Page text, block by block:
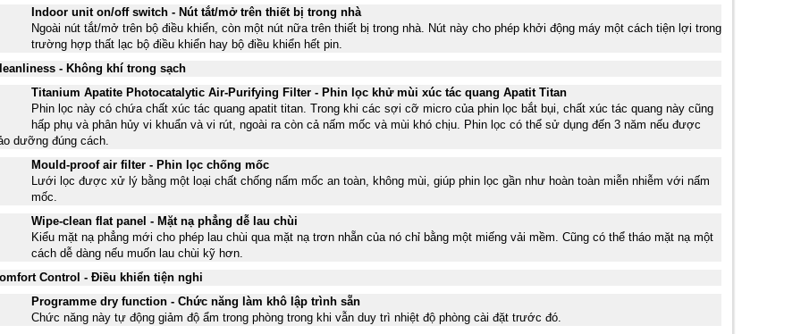
Indoor unit on/off switch - Nút tắt/mở trên thiết bị trong nhà
Ngoài nút tắt/mở trên bộ điều khiển, còn một nút nữa trên thiết bị trong nhà. Nút này cho phép khởi động máy một cách tiện lợi trong
trường hợp thất lạc bộ điều khiển hay bộ điều khiển hết pin.
- Không khí trong sạch
Titanium Apatite Photocatalytic Air-Purifying Filter - Phin lọc khử mùi xúc tác quang Apatit Titan
Phin lọc này có chứa chất xúc tác quang apatit titan. Trong khi các sợi cỡ micro của phin lọc bắt bụi, chất xúc tác quang này cũng
hấp phụ và phân hủy vi khuẩn và vi rút, ngoài ra còn cả nấm mốc và mùi khó chịu. Phin lọc có thể sử dụng đến 3 năm nếu được
dưỡng đúng cách.
Mould-proof air filter - Phin lọc chống mốc
Lưới lọc được xử lý bằng một loại chất chống nấm mốc an toàn, không mùi, giúp phin lọc gần như hoàn toàn miễn nhiễm với nấm
mốc.
Wipe-clean flat panel - Mặt nạ phẳng dễ lau chùi
Kiểu mặt nạ phẳng mới cho phép lau chùi qua mặt nạ trơn nhẵn của nó chỉ bằng một miếng vải mềm. Cũng có thể tháo mặt nạ một
cách dễ dàng nếu muốn lau chùi kỹ hơn.
Control - Điều khiển tiện nghi
Programme dry function - Chức năng làm khô lập trình sẵn
Chức năng này tự động giảm độ ẩm trong phòng trong khi vẫn duy trì nhiệt độ phòng cài đặt trước đó.